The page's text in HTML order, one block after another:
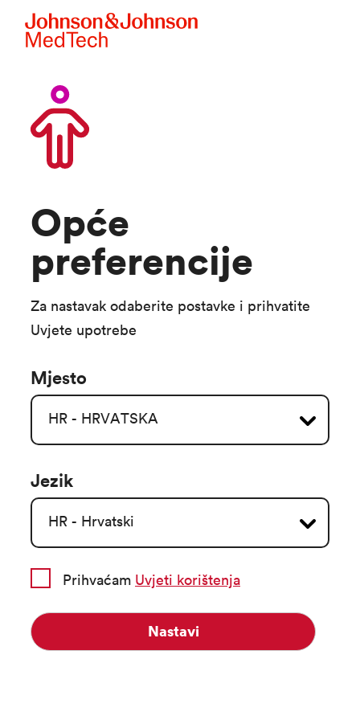
Skip to main content
Opće
preferencije
Za nastavak odaberite postavke i prihvatite
Uvjete upotrebe
Mjesto
Jezik
Prihvaćam Uvjeti korištenja